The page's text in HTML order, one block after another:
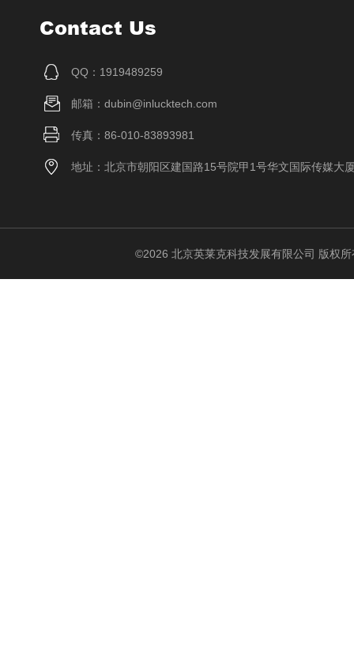
Contact Us
QQ：1919489259
邮箱：dubin@inlucktech.com
传真：86-010-83893981
地址：北京市朝阳区建国路15号院甲1号华文国际传媒大
©2026 北京英莱克科技发展有限公司 版